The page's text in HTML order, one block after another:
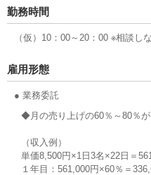
勤務時間
（仮）10：00～20：00 ※相談し
雇用形態
● 業務委託
◆月の売り上げの60％～80％が
（収入例）
単価8,500円×1日3名×22日＝
１年目：561,000円×60％＝